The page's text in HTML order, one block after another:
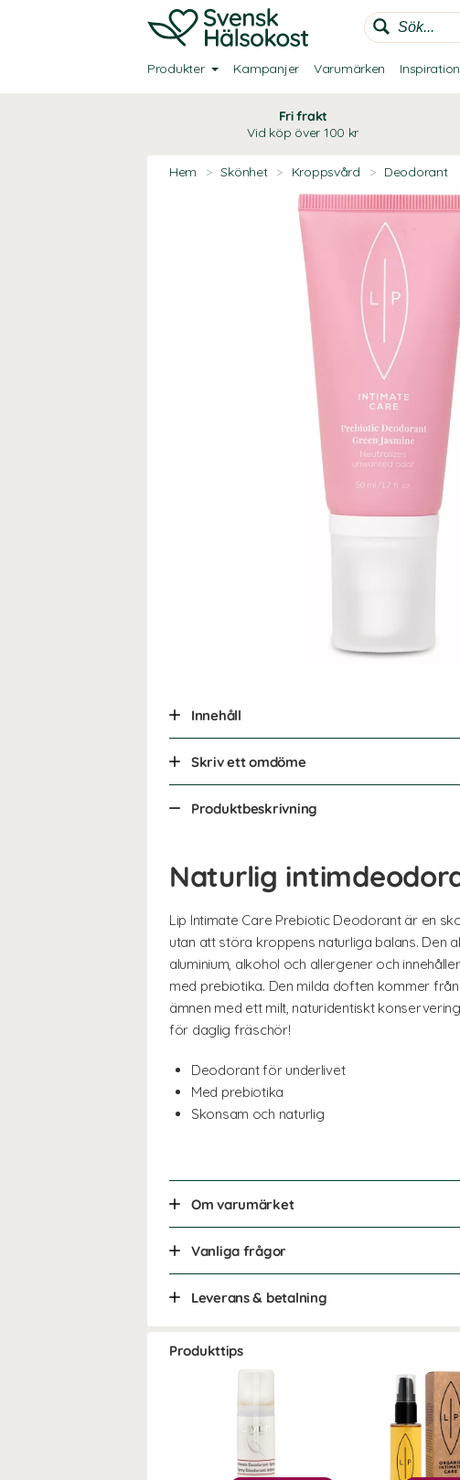
Produkter Kampanjer Varumärken Inspiration
Fri frakt
Vid köp över 100 kr
Hem > Skönhet > Kroppsvård > Deodorant
Innehåll
Skriv ett omdöme
Produktbeskrivning
Naturlig
Lip Intimate Care Prebiotic Deodorant är en
utan att störa kroppens naturliga balans. Den
aluminium, alkohol och allergener och
med prebiotika. Den milda doften kommer
ämnen med ett milt, naturidentiskt
för daglig fräschör!
Deodorant för underlivet
Med prebiotika
Skonsam och naturlig
Om varumärket
Vanliga frågor
Leverans & betalning
Produkttips